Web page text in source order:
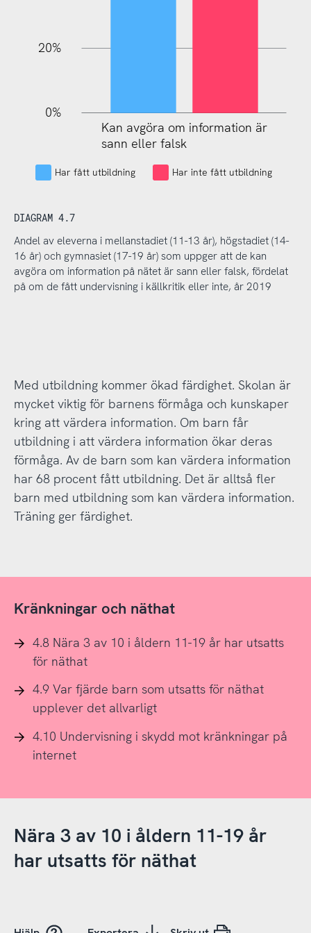
20%
0%
Kan avgöra om information är
sann eller falsk
Kan avgöra om information är
sann eller falsk
Har fått utbildning Har inte fått utbildning
DIAGRAM 4.7
Andel av eleverna i mellanstadiet (11-13 år), högstadiet (14-
16 år) och gymnasiet (17-19 år) som uppger att de kan
avgöra om information på nätet är sann eller falsk, fördelat
på om de fått undervisning i källkritik eller inte, år 2019
Med utbildning kommer ökad färdighet. Skolan är
mycket viktig för barnens förmåga och kunskaper
kring att värdera information. Om barn får
utbildning i att värdera information ökar deras
förmåga. Av de barn som kan värdera information
har 68 procent fått utbildning. Det är alltså fler
barn med utbildning som kan värdera information.
Träning ger färdighet.
Kränkningar och näthat
4.8 Nära 3 av 10 i åldern 11-19 år har utsatts
för näthat
4.9 Var fjärde barn som utsatts för näthat
upplever det allvarligt
4.10 Undervisning i skydd mot kränkningar på
internet
Nära 3 av 10 i åldern 11-19 år
har utsatts för näthat